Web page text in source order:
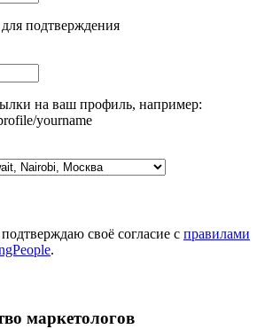
подтверждения
на ваш профиль, например:
yourname
своё согласие с правилами
.
маркетологов